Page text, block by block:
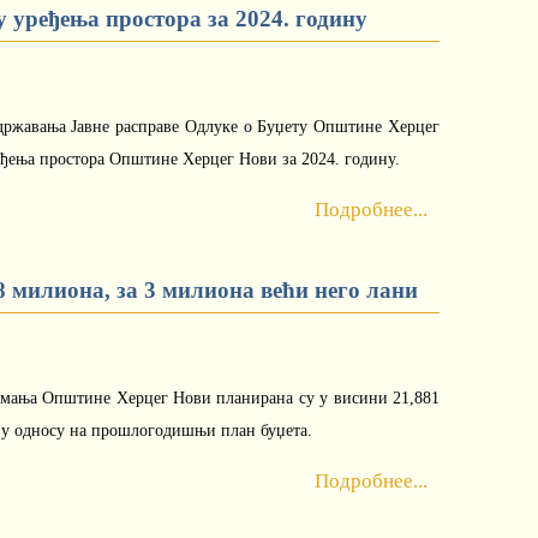
простора за 2024. годину
Јавне расправе Одлуке о Буџету Општине Херцег
простора Општине Херцег Нови за 2024. годину.
Подробнее...
за 3 милиона већи него лани
Општине Херцег Нови планирана су у висини 21,881
односу на прошлогодишњи план буџета.
Подробнее...